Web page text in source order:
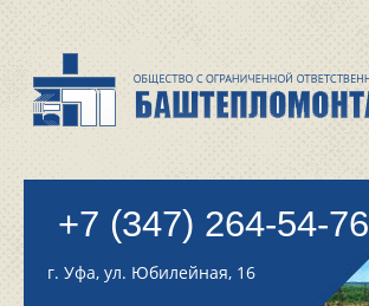
+7 (347) 264-54-76
г. Уфа, ул. Юбилейная, 16